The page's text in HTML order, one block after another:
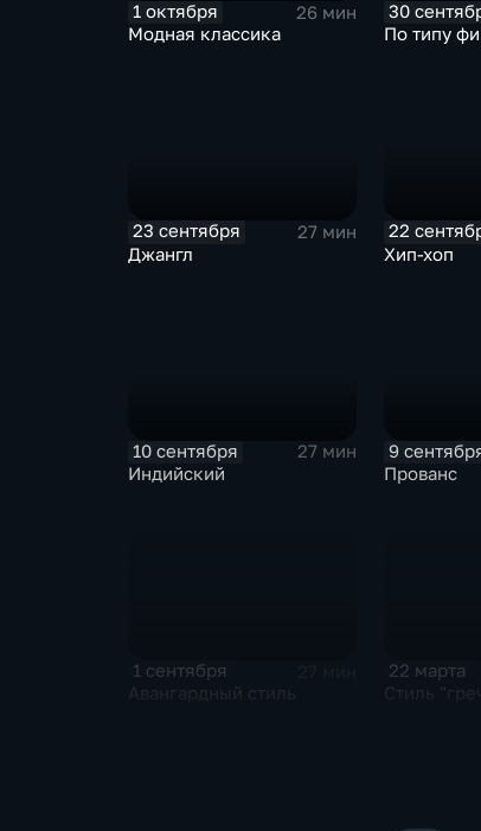
1 октября
26 мин
Модная классика
30
По типу
23 сентября
27 мин
Джангл
22
Хип-хоп
10 сентября
27 мин
Индийский
9
Прованс
1 сентября
Авангардный стиль
22 марта
Стиль